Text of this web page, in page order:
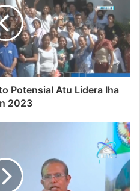
Potensial Atu Lidera Iha
2023